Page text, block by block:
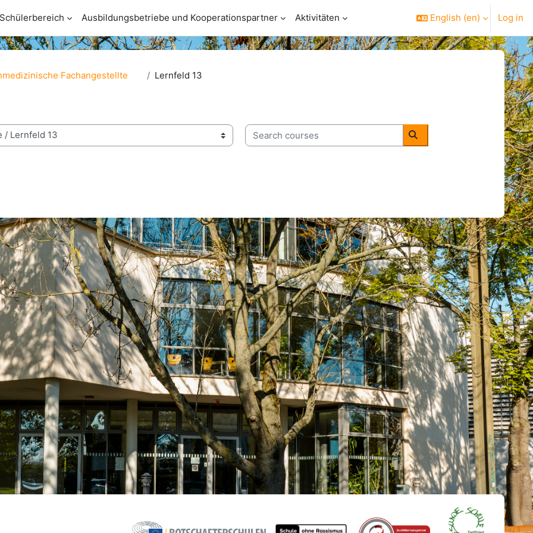
Schülerbereich Ausbildungsbetriebe und Kooperationspartner Aktivitäten English ‎(en)‎ Log in
Fachangestellte Lernfeld 13
Search courses
Search courses